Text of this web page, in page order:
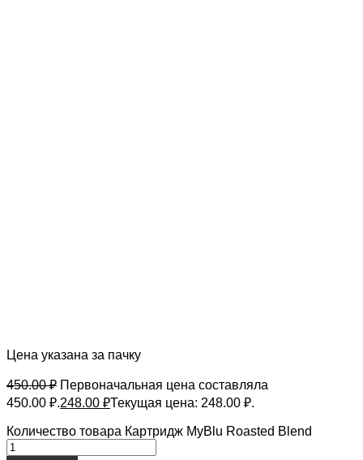
Цена указана за пачку
450.00₽ Первоначальная цена составляла
450.00 ₽.248.00 ₽Текущая цена: 248.00 ₽.
Количество товара Картридж MyBlu Roasted Blend